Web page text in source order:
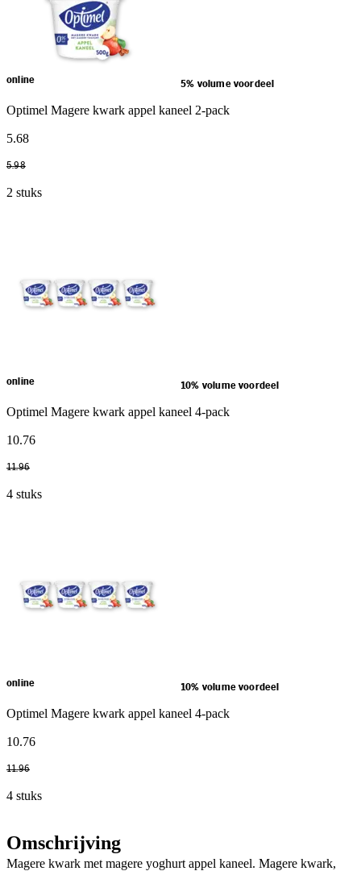
online 5% volume voordeel
Optimel Magere kwark appel kaneel 2-pack
5.68
5.98
2 stuks
online 10% volume voordeel
Optimel Magere kwark appel kaneel 4-pack
10.76
11.96
4 stuks
online 10% volume voordeel
Optimel Magere kwark appel kaneel 4-pack
10.76
11.96
4 stuks
Omschrijving
Magere kwark met magere yoghurt appel kaneel. Magere kwark,